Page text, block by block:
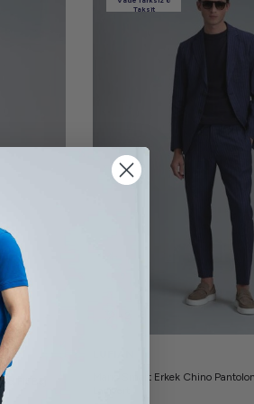
Fit Bej
Taksit
Marıo Smart Erkek Chino